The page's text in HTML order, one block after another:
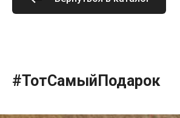
#ТотСамыйПодарок